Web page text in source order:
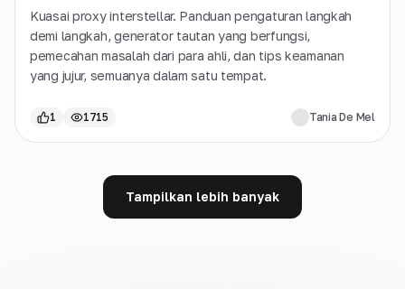
Pengaturan, Alat & Pemecahan Masalah
Kuasai proxy interstellar. Panduan pengaturan langkah
demi langkah, generator tautan yang berfungsi,
pemecahan masalah dari para ahli, dan tips keamanan
yang jujur, semuanya dalam satu tempat.
1 1715 Tania De Mel
Tampilkan lebih banyak